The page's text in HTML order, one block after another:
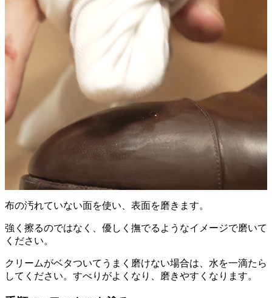
布の汚れていない面を使い、表面を磨きます。
強く擦るのではなく、優しく撫でるようなイメージで磨いて
ください。
クリームがベタついてうまく磨けない場合は、水を一滴たら
してください。すべりがよくなり、磨きやすくなります。